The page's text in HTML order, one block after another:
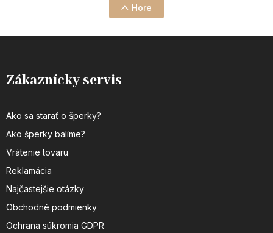
Hore
Zákaznícky servis
Ako sa starať o šperky?
Ako šperky balíme?
Vrátenie tovaru
Reklamácia
Najčastejšie otázky
Obchodné podmienky
Ochrana súkromia GDPR